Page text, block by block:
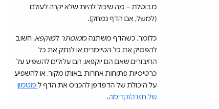
מבוטלת – מה שיכול להיות שלא יקרה לעולם
(למשל, אם הדף נמחק).
כלומר, כשהדף משתנה ממוסתר למוקפא, חשוב
להפסיק את כל הטיימרים או לנתק את כל
החיבורים שאם הם יוקפאו, הם עלולים להשפיע על
כרטיסיות פתוחות אחרות באותו מקור, או להשפיע
על היכולת של הדפדפן להכניס את הדף ל מטמון
של חזרה/קדימה.